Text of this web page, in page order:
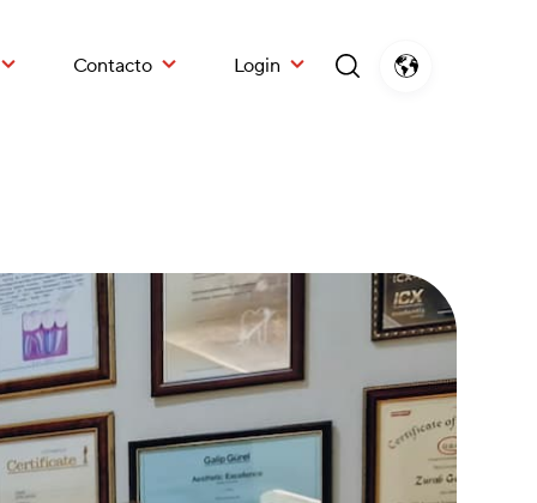
Contacto Login